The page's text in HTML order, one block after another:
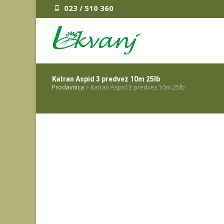
023 / 510 360
Katran Aspid 3 predvez 10m 25lb
Prodavnica > Katran Aspid 3 predvez 10m 25lb